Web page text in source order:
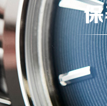
京市售后服务网络优化升级
雷达官方售后客户服务热线
后服务中心最新网点地址：